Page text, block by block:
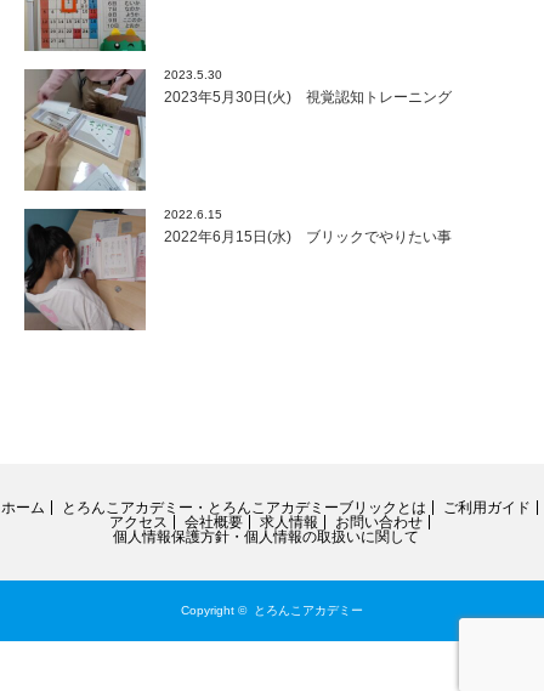
2023.5.30
2023年5月30日(火) 視覚認知トレーニング
2022.6.15
2022年6月15日(水) ブリックでやりたい事
ホーム とろんこアカデミー・とろんこアカデミーブリックとは
ご利用ガイド
アクセス
会社概要 求人情報
お問い合わせ
個人情報保護方針・個人情報の取扱いに関して
Copyright © とろんこアカデミー